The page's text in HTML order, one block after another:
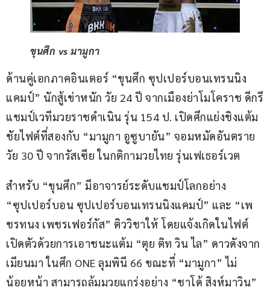
ขุนศึก vs มามูกา
ด้านคู่เอกภาคอินเตอร์ “ขุนศึก ซุปเปอร์บอนเทรนนิง
แคมป์” นักสู้เข่าหนัก วัย 24 ปี จากเมืองย่าโมโคราช ดีกรี
แชมป์เวทีมวยราชดำเนิน รุ่น 154 ป. เปิดศึกแย่งชิงแต้ม
ชัยไฟต์ที่สองกับ “มามูกา อูซูบายัน” จอมหมัดอันตราย
วัย 30 ปี จากรัสเซีย ในกติกามวยไทย รุ่นเฟเธอร์เวต
สำหรับ “ขุนศึก” มีอาจารย์ระดับแชมป์โลกอย่าง
“ซุปเปอร์บอน ซุปเปอร์บอนเทรนนิงแคมป์” และ “เพ
ชรทนง เพชรเฟอร์กัส” ติววิชาให้ โดยแจ้งเกิดในไฟต์
เปิดตัวด้วยการเอาชนะแต้ม “ตุย ติท วิน ไล” ดาวดังจาก
เมียนมา ในศึก ONE ลุมพินี 66 ขณะที่ “มามูกา” ไม่
น้อยหน้า สามารถล้มมวยแกร่งอย่าง “ชาโด้ สิงห์มาวิน”